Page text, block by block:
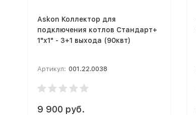
Askon Коллектор для
подключения котлов Стандарт+
1"х1" - 3+1 выхода (90квт)
Артикул: 001.22.0038
9 900 руб.